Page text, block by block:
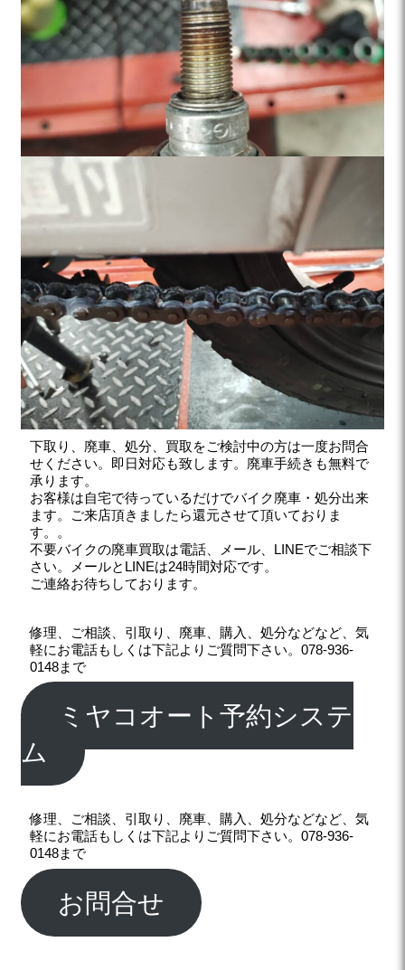
下取り、廃車、処分、買取をご検討中の方は一度お問合
せください。即日対応も致します。廃車手続きも無料で
承ります。
お客様は自宅で待っているだけでバイク廃車・処分出来
ます。ご来店頂きましたら還元させて頂いておりま
す。。
不要バイクの廃車買取は電話、メール、LINEでご相談下
さい。メールとLINEは24時間対応です。
ご連絡お待ちしております。
修理、ご相談、引取り、廃車、購入、処分などなど、気
軽にお電話もしくは下記よりご質問下さい。078-936-
0148まで
ミヤコオート予約システ
ム
修理、ご相談、引取り、廃車、購入、処分などなど、気
軽にお電話もしくは下記よりご質問下さい。078-936-
0148まで
お問合せ